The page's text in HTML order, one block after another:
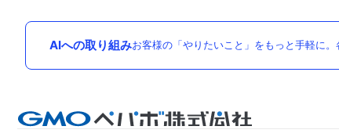
AIへの取り組みお客様の「やりたいこと」をもっと手軽に